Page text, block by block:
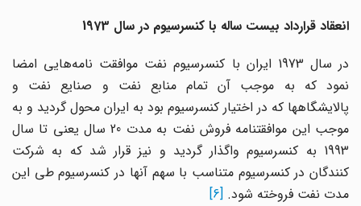
انعقاد قرارداد بیست ساله با کنسرسیوم در سال 1973
در سال 1973 ایران با کنسرسیوم نفت موافقت نامه‌هایی امضا
نمود که به موجب آن تمام منابع نفت و صنایع نفت و
پالایشگاهها که در اختیار کنسرسیوم بود به ایران محول گردید و به
موجب این موافقتنامه فروش نفت به مدت 20 سال یعنی تا سال
1993 به کنسرسیوم واگذار گردید و نیز قرار شد که به شرکت
کنندگان در کنسرسیوم متناسب با سهم آنها در کنسرسیوم طی این
مدت نفت فروخته شود.[6]